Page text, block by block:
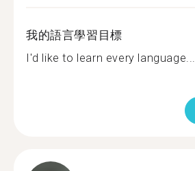
我的語言學習目標
I'd like to learn every language...